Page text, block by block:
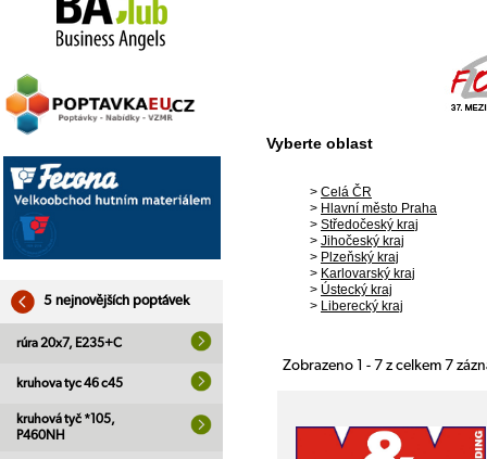
5 nejnovějších poptávek
rúra 20x7, E235+C
kruhova tyc 46 c45
kruhová tyč *105,
P460NH
Vyberte oblast
> Celá ČR
> Hlavní město Praha
> Středočeský kraj
> Jihočeský kraj
> Plzeňský kraj
> Karlovarský kraj
> Ústecký kraj
> Liberecký kraj
Zobrazeno 1 - 7 z celkem 7